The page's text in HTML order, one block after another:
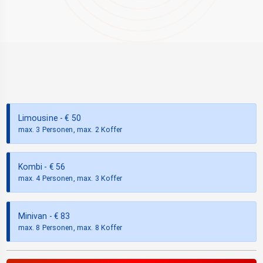
Limousine - € 50
max. 3 Personen, max. 2 Koffer
Kombi - € 56
max. 4 Personen, max. 3 Koffer
Minivan - €83
max. 8 Personen, max. 8 Koffer